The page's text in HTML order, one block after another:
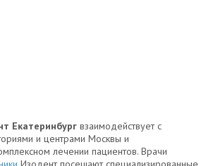
Екатеринбург взаимодействует с
и центрами Москвы и
лечении пациентов. Врачи